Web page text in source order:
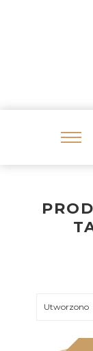
Utworzono